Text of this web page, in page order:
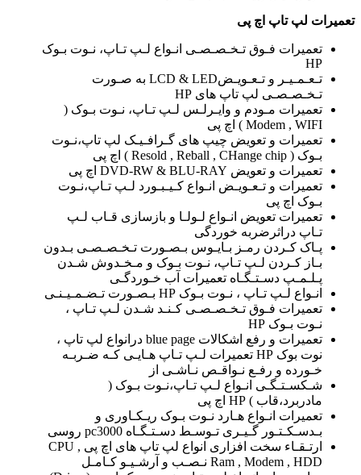
تعمیرات لپ تاپ اچ پی
تعمیرات فـوق تـخـصـصـی انـواع لـپ تـاپ، نـوت بـوک
HP
تـعـمـیـر و تـعـویـضLCD & LED به صـورت
تـخـصـصـی لپ تاپ های HP
تعمیرات مـودم و وایـرلـس لـپ تـاپ، نـوت بـوک (
Modem , WIFI ) اچ پی
تعمیرات و تعویض چیپ های گـرافـیـک لپ تاپ،نـوت
بـوک ( Resold , Reball , CHange chip ) اچ پی
تعمیرات و تعویض DVD-RW & BLU-RAY اچ پی
تعمیرات و تـعـویـض انـواع کـیـبـورد لـپ تـاپ،نـوت
بـوک اچ پی
تعمیرات تعویض انـواع لـولـا و بازسازی قـاب لـپ
تـاپ دراثرضربه خوردگی
پـاک کـردن رمـز بـایـوس بـصـورت تـخـصـصـی بـدون
بـاز کـردن لـپ تـاپ، نـوت بـوک و مـخـدوش شـدن
پـلـمـپ دسـتـگـاه تعمیرات آب خـوردگـی
انـواع لـپ تـاپ ، نـوت بـوک HP بـصـورت تـضـمـیـنـی
تعمیرات فـوق تـخـصـصـی کـنـد شـدن لـپ تـاپ ،
نـوت بـوک HP
تعمیرات و رفع اشکالات blue page درانواع لپ تاپ ،
نوت بوک HP تعمیرات لـپ تـاپ هـایـی کـه ضـربـه
خـورده و رفـع نـواقـص نـاشـی از
شـکسـتـگـی انـواع لـپ تـاپ،نـوت بـوک (
مادربرد،قاب ) HP اچ پی
تعمیرات انـواع هـارد نـوت بـوک ریـکـاوری و
بـدسـکـتـور گـیـری تـوسـط دسـتـگـاه pc3000 روسی
ارتـقـاء سخت افزاری انواع لپ تاپ های اچ پی CPU ,
Ram , Modem , HDD نـصـب و آرشـیـو کـامـل